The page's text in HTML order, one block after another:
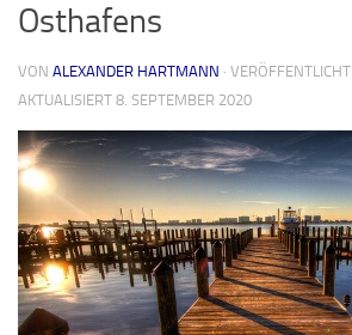
Osthafens
VON ALEXANDER HARTMANN · VERÖFFENTLICHT
AKTUALISIERT 8. SEPTEMBER 2020